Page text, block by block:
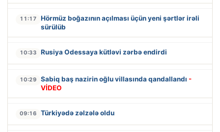
11:17
Hörmüz boğazının açılması üçün yeni şərtlər irəli
sürülüb
10:33 Rusiya Odessaya kütləvi zərbə endirdi
10:29 Sabiq baş nazirin oğlu villasında qandallandı -
VİDEO
09:16 Türkiyədə zəlzələ oldu